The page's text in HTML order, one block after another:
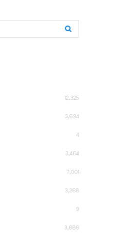
12,325
3,694
4
3,464
7,001
3,268
9
3,686